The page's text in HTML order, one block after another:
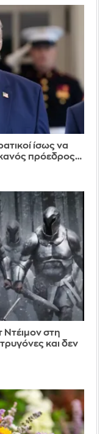
ίσως να
πρόεδρος…
Ντέιμον στη
και δεν